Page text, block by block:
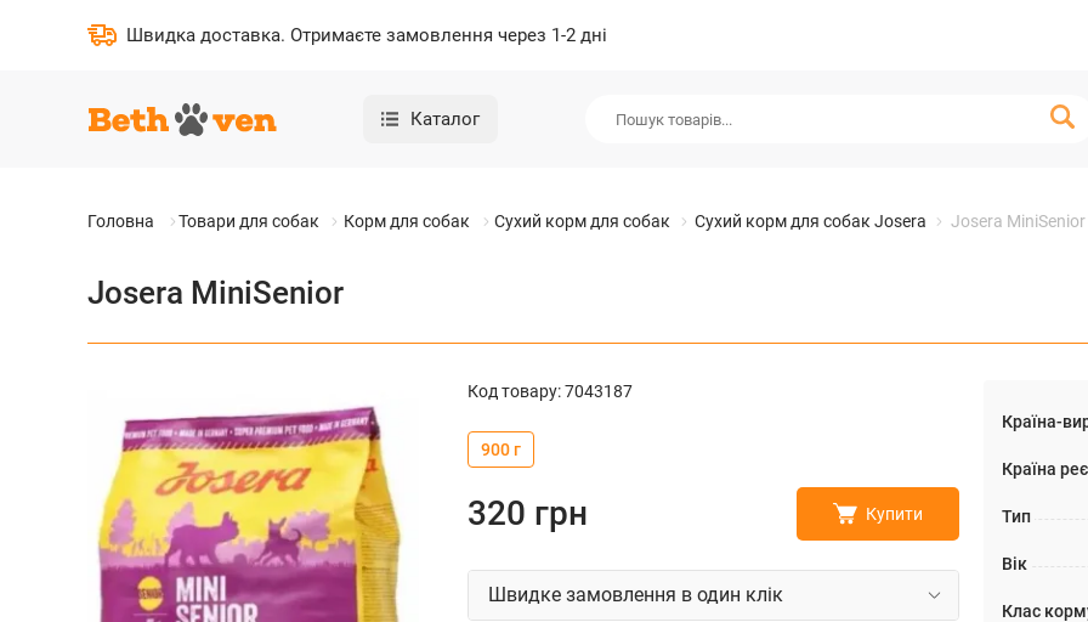
Швидка доставка. Отримаєте замовлення через 1-2 дні
Каталог
Головна Товари для собак Корм для собак Сухий корм для собак Сухий корм для собак Josera Josera MiniSenior
Josera MiniSenior
Код товару:7043187
900 г
320 грн Купити
Швидке замовлення в один клік
Країна-
Країна
Тип
Вік
Клас